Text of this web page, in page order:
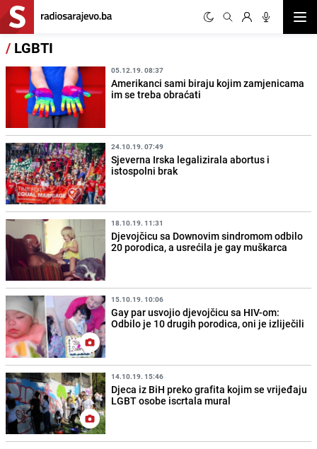
/ LGBTI
05.12.19. 08:37
Amerikanci sami biraju kojim zamjenicama
im se treba obraćati
24.10.19. 07:49
Sjeverna Irska legalizirala abortus i
istospolni brak
18.10.19. 11:31
Djevojčicu sa Downovim sindromom odbilo
20 porodica, a usrećila je gay muškarca
15.10.19. 10:06
Gay par usvojio djevojčicu sa HIV-om:
Odbilo je 10 drugih porodica, oni je izliječili
14.10.19. 15:46
Djeca iz BiH preko grafita kojim se vrijeđaju
LGBT osobe iscrtala mural